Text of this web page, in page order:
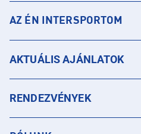
AZ ÉN INTERSPORTOM
AKTUÁLIS AJÁNLATOK
RENDEZVÉNYEK